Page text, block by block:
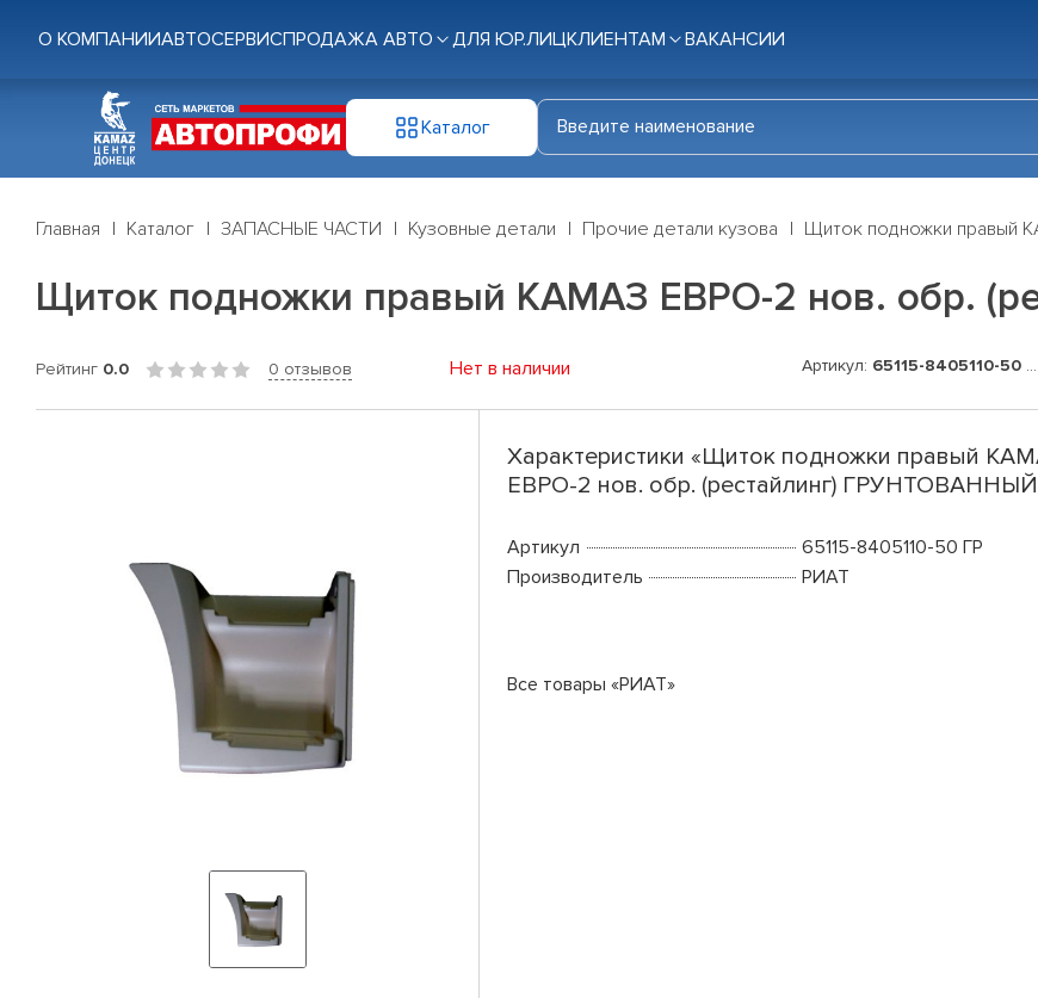
О КОМПАНИИАВТОСЕРВИСПРОДАЖА АВТО ДЛЯ ЮР.ЛИЦКЛИЕНТАМ ВАКАНСИИ
Каталог
Главная Каталог ЗАПАСНЫЕ ЧАСТИ Кузовные детали Прочие детали кузова Щиток подножки правый
Щиток подножки правый КАМАЗ ЕВРО-2 нов. обр.
Рейтинг 0.0 0 отзывов Нет в наличии Артикул: 65115-8405110-50 ГР
Характеристики «Щиток подножки правый
ЕВРО-2 нов. обр. (рестайлинг)
Артикул
65115-8405110-50 ГР
Производитель
РИАТ
Все товары «РИАТ»